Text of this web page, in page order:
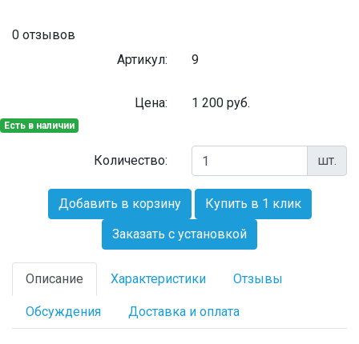
0 отзывов
Артикул:
9
Цена: 1 200 руб.
Есть в наличии
Количество: шт.
Добавить в корзину
Купить в 1 клик
Заказать с установкой
Описание Характеристики Отзывы
Обсуждения Доставка и оплата